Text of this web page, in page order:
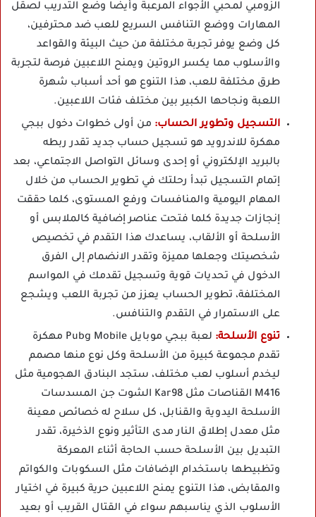
الزومبي لمحبي الأجواء المرعبة وأيضا وضع التدريب لصقل
المهارات ووضع التنافس السريع للعب ضد محترفين،
كل وضع يوفر تجربة مختلفة من حيث البيئة والقواعد
والأسلوب مما يكسر الروتين ويمنح اللاعبين فرصة لتجربة
طرق مختلفة للعب، هذا التنوع هو أحد أسباب شهرة
اللعبة ونجاحها الكبير بين مختلف فئات اللاعبين.
التسجيل وتطوير الحساب: من أولى خطوات دخول ببجي
مهكرة للاندرويد هو تسجيل حساب جديد تقدر ربطه
بالبريد الإلكتروني أو إحدى وسائل التواصل الاجتماعي، بعد
إتمام التسجيل تبدأ رحلتك في تطوير الحساب من خلال
المهام اليومية والمنافسات ورفع المستوى، كلما حققت
إنجازات جديدة كلما فتحت عناصر إضافية كالملابس أو
الأسلحة أو الألقاب، يساعدك هذا التقدم في تخصيص
شخصيتك وجعلها مميزة وتقدر الانضمام إلى الفرق
الدخول في تحديات قوية وتسجيل تقدمك في المواسم
المختلفة، تطوير الحساب يعزز من تجربة اللعب ويشجع
على الاستمرار في التقدم والتنافس.
تنوع الأسلحة:
لعبة ببجي موبايل Pubg Mobile مهكرة
تقدم مجموعة كبيرة من الأسلحة وكل نوع منها مصمم
ليخدم أسلوب لعب مختلف، ستجد البنادق الهجومية مثل
M416 القناصات مثل Kar98 الشوت جن المسدسات
الأسلحة اليدوية والقنابل، كل سلاح له خصائص معينة
مثل معدل إطلاق النار مدى التأثير ونوع الذخيرة، تقدر
التبديل بين الأسلحة حسب الحاجة أثناء المعركة
وتظبيطها باستخدام الإضافات مثل السكوبات والكواتم
والمقابض، هذا التنوع يمنح اللاعبين حرية كبيرة في اختيار
الأسلوب الذي يناسبهم سواء في القتال القريب أو بعيد